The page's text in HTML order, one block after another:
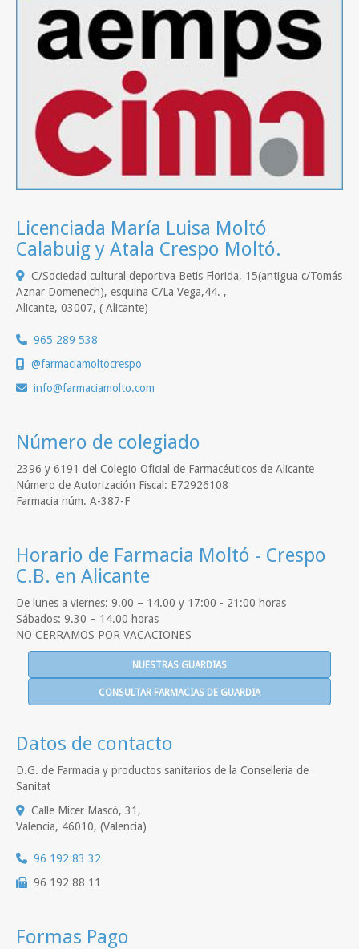
Licenciada María Luisa Moltó
Calabuig y Atala Crespo Moltó.
C/Sociedad cultural deportiva Betis Florida, 15(antigua c/Tomás
Aznar Domenech), esquina C/La Vega,44. ,
Alicante, 03007, ( Alicante)
965 289 538
@farmaciamoltocrespo
info
farmaciamolto.com
Número de colegiado
2396 y 6191 del Colegio Oficial de Farmacéuticos de Alicante
Número de Autorización Fiscal: E72926108
Farmacia núm. A-387-F
Horario de Farmacia Moltó - Crespo
C.B. en Alicante
De lunes a viernes: 9.00 – 14.00 y 17:00 - 21:00 horas
Sábados: 9.30 – 14.00 horas
NO CERRAMOS POR VACACIONES
NUESTRAS GUARDIAS
CONSULTAR FARMACIAS DE GUARDIA
Datos de contacto
D.G. de Farmacia y productos sanitarios de la Conselleria de
Sanitat
Calle Micer Mascó, 31,
Valencia, 46010, (Valencia)
96 192 83 32
96 192 88 11
Formas Pago